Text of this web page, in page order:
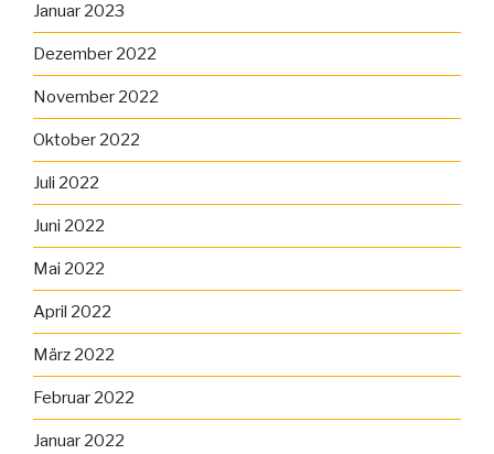
Januar 2023
Dezember 2022
November 2022
Oktober 2022
Juli 2022
Juni 2022
Mai 2022
April 2022
März 2022
Februar 2022
Januar 2022